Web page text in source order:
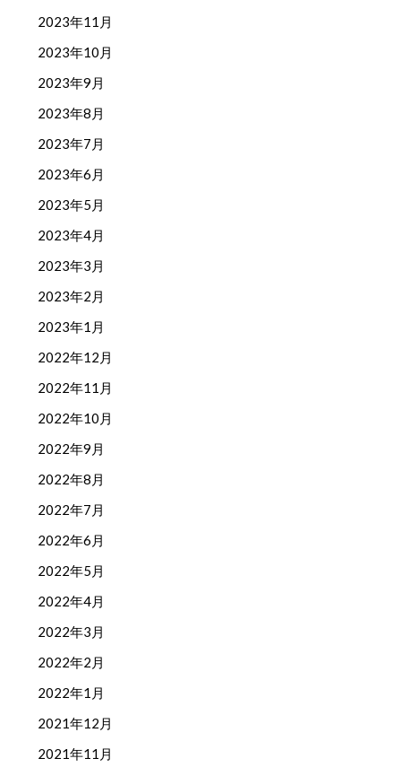
2023年11月
2023年10月
2023年9月
2023年8月
2023年7月
2023年6月
2023年5月
2023年4月
2023年3月
2023年2月
2023年1月
2022年12月
2022年11月
2022年10月
2022年9月
2022年8月
2022年7月
2022年6月
2022年5月
2022年4月
2022年3月
2022年2月
2022年1月
2021年12月
2021年11月